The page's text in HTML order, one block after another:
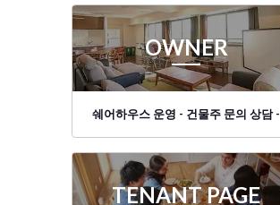
OWNER
쉐어하우스 운영 - 건물주 문의 상담 -
TENANT PAGE